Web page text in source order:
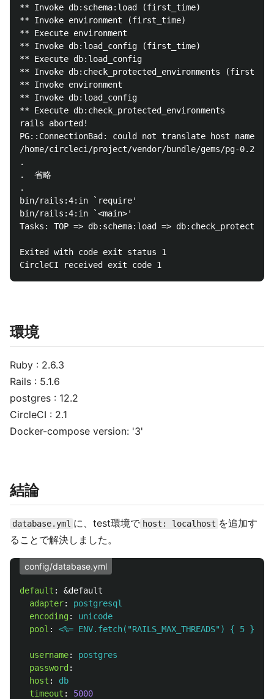
** Invoke db:schema:load (first_time)
** Invoke environment (first_time)
** Execute environment
** Invoke db:load_config (first_time)
** Execute db:load_config
** Invoke db:check_protected_environments
** Invoke environment
** Invoke db:load_config
** Execute db:check_protected_environments
rails aborted!
PG::ConnectionBad: could not translate host name
/home/circleci/project/vendor/bundle/gems/pg-
.
.  省略
.
bin/rails:4:in `require'
bin/rails:4:in `<main>'
Tasks: TOP => db:schema:load =>
Exited with code exit status 1
環境
Ruby : 2.6.3
Rails : 5.1.6
postgres : 12.2
CircleCI : 2.1
Docker-compose version: '3'
結論
database.yml に、test環境で host: localhost を追加す
ることで解決しました。
config/database.yml
default :
&default
adapter:
postgresql
encoding:
unicode
pool : <%= ENV.fetch("RAILS_MAX_THREADS") { 5 } %>
username:
postgres
password :
host :
db
timeout : 5000